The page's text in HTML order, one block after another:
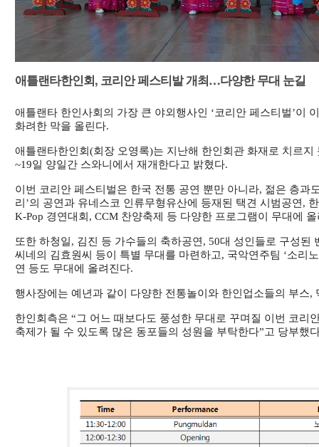
애틀랜타한인회, 코리안 페스티발 개최…다양한 무대 눈길
애틀랜타 한인사회의 가장 큰 야외행사인 ‘코리안 페스티벌’이
화려한 막을 올린다.
애틀랜타한인회(회장 오영록)는 지난해 한인회관 화재로 치르
~19일 양일간 스와니에서 재개한다고 밝혔다.
이번 코리안 페스티벌은 한국 전통 공연 뿐만 아니라, 젊은 층과
리’의 공연과 유네스코 인류무형유산에 등재된 택견 시범공연,
K-Pop 경연대회, CCM 찬양축제 등 다양한 프로그램이 무대에
또한 하청일, 김진 등 가수들의 축하공연, 50대 성인들로 구성된
씨네의 김효원씨 등이 특별 무대를 마련하고, 국악연주팀 ‘소리
연 등도 무대에 올려진다.
행사장에는 예년과 같이 다양한 전통놀이와 한인업소들의 부스,
한인회측은 “그 어느 때보다도 풍성한 무대로 꾸며질 이번 코리
축제가 될 수 있도록 많은 동포들의 성원을 부탁한다”고 당부했